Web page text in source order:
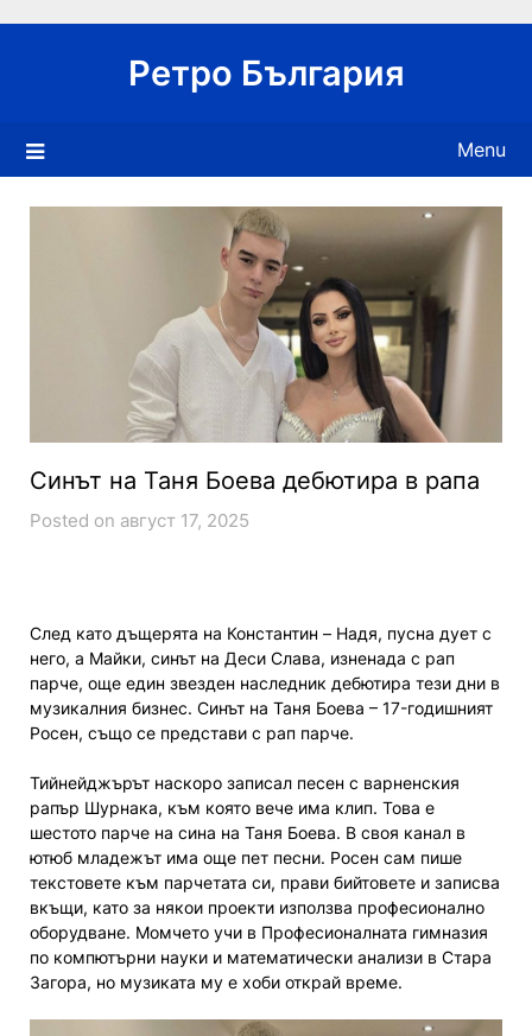
Ретро България
Menu
Синът на Таня Боева дебютира в рапа
Posted on август 17, 2025
След като дъщерята на Константин – Надя, пусна дует с
него, а Майки, синът на Деси Слава, изненада с рап
парче, още един звезден наследник дебютира тези дни в
музикалния бизнес. Синът на Таня Боева – 17-годишният
Росен, също се представи с рап парче.
Тийнейджърът наскоро записал песен с варненския
рапър Шурнака, към която вече има клип. Това е
шестото парче на сина на Таня Боева. В своя канал в
ютюб младежът има още пет песни. Росен сам пише
текстовете към парчетата си, прави бийтовете и записва
вкъщи, като за някои проекти използва професионално
оборудване. Момчето учи в Професионалната гимназия
по компютърни науки и математически анализи в Стара
Загора, но музиката му е хоби открай време.